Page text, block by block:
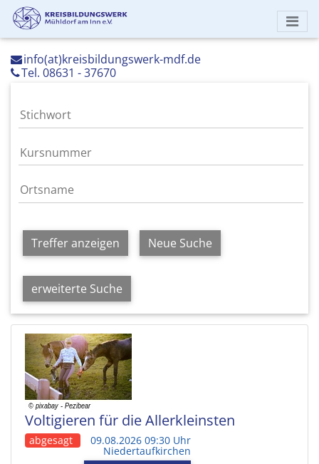
info(at)kreisbildungswerk-mdf.de
Tel. 08631 - 37670
Treffer anzeigen Neue Suche
erweiterte Suche
Voltigieren für die Allerkleinsten
abgesagt 09.08.2026 09:30 Uhr
Niedertaufkirchen